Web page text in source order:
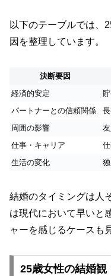
以下のテーブルでは、
因を整理しています。
決断要因
経済的安定
パートナーとの信頼関係
周囲の影響
仕事・キャリア
生活の変化
結婚のタイミングは人
は現代において早いと
ャーを感じるケースも
25歳女性の結婚観